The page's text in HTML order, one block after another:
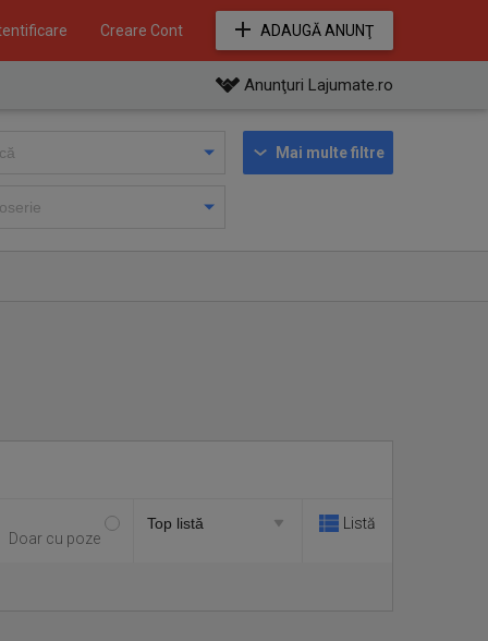
Creare Cont ADAUGĂ ANUNŢ
Anunţuri Lajumate.ro
Mai multe filtre
Doar cu poze
Listă